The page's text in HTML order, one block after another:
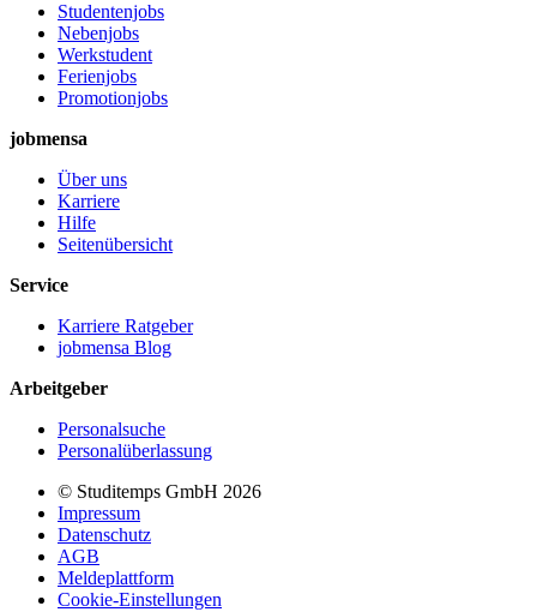
Studentenjobs
Nebenjobs
Werkstudent
Ferienjobs
Promotionjobs
jobmensa
Über uns
Karriere
Hilfe
Seitenübersicht
Service
Karriere Ratgeber
jobmensa Blog
Arbeitgeber
Personalsuche
Personalüberlassung
© Studitemps GmbH 2026
Impressum
Datenschutz
AGB
Meldeplattform
Cookie-Einstellungen